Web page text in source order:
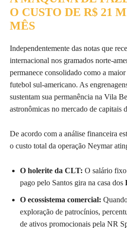
O CUSTO DE R$ 21
MÊS
Independentemente das notas que
internacional nos gramados norte-
permanece consolidado como a
futebol sul-americano. As
sustentam sua permanência na Vila
astronômicas no mercado de capitais
De acordo com a análise financeira
o custo total da operação Neymar
O holerite da CLT: O salário fixo
pago pelo Santos gira na casa dos
O ecossistema comercial:
exploração de patrocínios,
de ativos promocionais pela NR